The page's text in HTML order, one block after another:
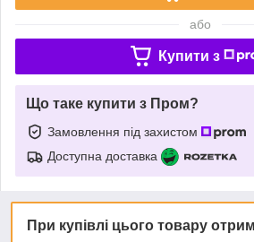
або
Купити з
Що таке купити з Пром?
Замовлення під захистом
Доступна доставка
При купівлі цього товару